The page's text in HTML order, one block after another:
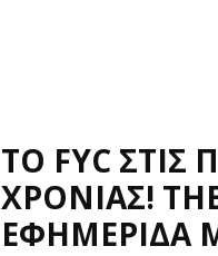
ΤΟ FYC ΣΤΙΣ
ΧΡΟΝΙΑΣ!
ΕΦΗΜΕΡΙΔΑ